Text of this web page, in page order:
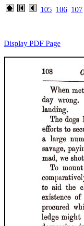
105 106 107
Display PDF Page